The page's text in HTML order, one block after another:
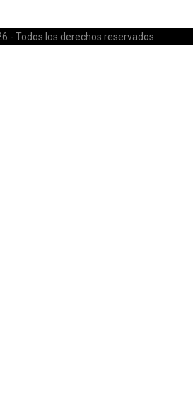
- Todos los derechos reservados